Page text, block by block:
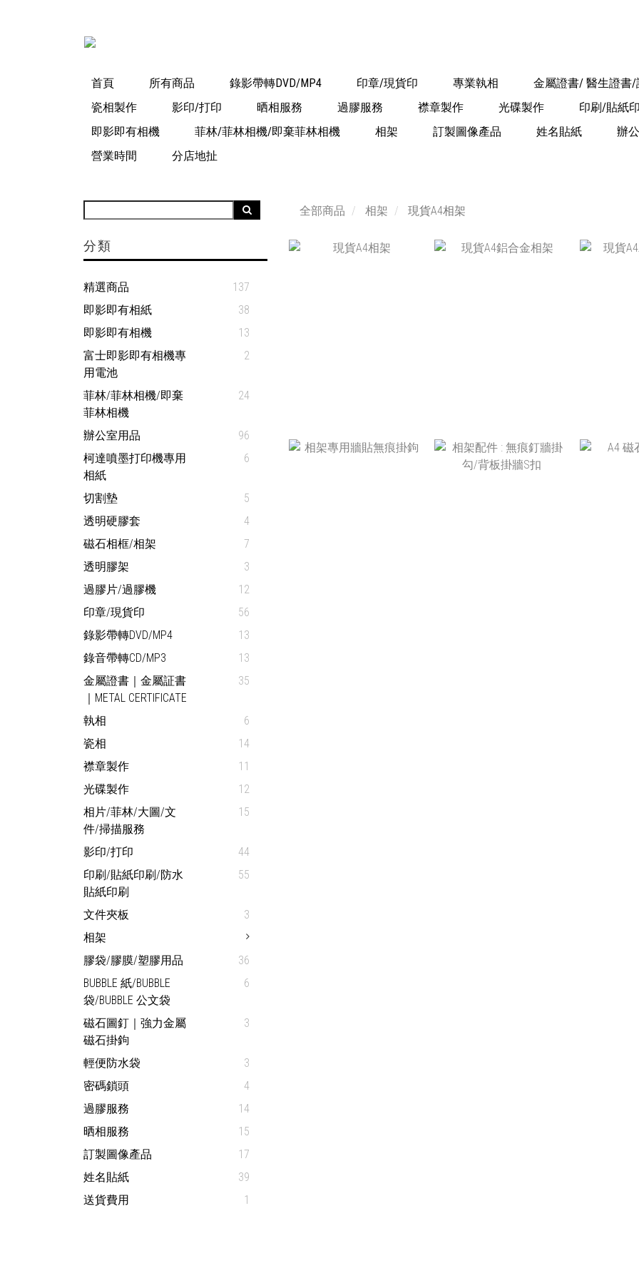
首頁 所有商品 錄影帶轉DVD/MP4 印章/現貨印 專業執相 金屬證書/ 醫生證書/
瓷相製作
影印/打印 晒相服務 過膠服務 襟章製作 光碟製作 印刷/貼紙
即影即有相機
菲林/菲林相機/即棄菲林相機 相架 訂製圖像產品 姓名貼紙 辦
營業時間
分店地扯
分類
精選商品
137
即影即有相紙
38
即影即有相機
13
富士即影即有相機專
用電池
2
菲林/菲林相機/即棄
菲林相機
24
辦公室用品
96
柯達噴墨打印機專用
相紙
6
切割墊
5
透明硬膠套
4
磁石相框/相架
7
透明膠架
3
過膠片/過膠機
12
印章/現貨印
56
錄影帶轉DVD/MP4
13
錄音帶轉CD/MP3
13
金屬證書｜金屬証書
｜METAL CERTIFICATE
35
執相
6
瓷相
14
襟章製作
11
光碟製作
12
相片/菲林/大圖/文
件/掃描服務
15
影印/打印
44
印刷/貼紙印刷/防水
貼紙印刷
55
文件夾板
3
相架
膠袋/膠膜/塑膠用品
36
BUBBLE 紙/BUBBLE
袋/BUBBLE 公文袋
6
磁石圖釘｜強力金屬
磁石掛鉤
3
輕便防水袋
3
密碼鎖頭
4
過膠服務
14
晒相服務
15
訂製圖像產品
17
姓名貼紙
39
送貨費用
1
全部商品 相架 現貨A4相架